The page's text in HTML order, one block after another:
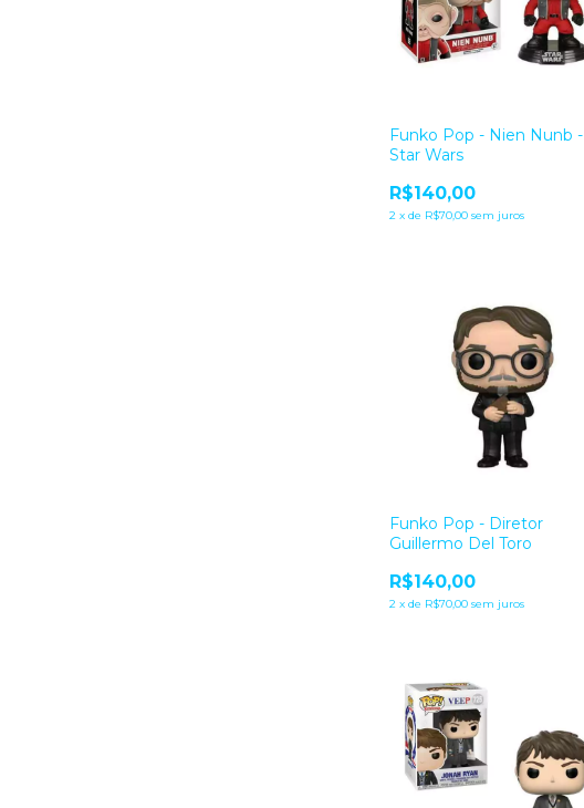
Funko Pop - Nien Nunb -
Star Wars
R$140,00
2 xde R$70,00 sem juros
Funko Pop - Diretor
Guillermo Del Toro
R$140,00
2 xde R$70,00 sem juros